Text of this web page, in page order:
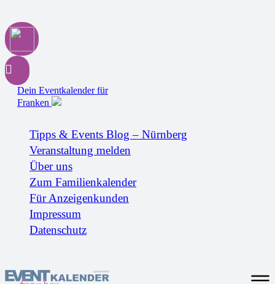
Dein Eventkalender für
Franken
Tipps & Events Blog – Nürnberg
Veranstaltung melden
Über uns
Zum Familienkalender
Für Anzeigenkunden
Impressum
Datenschutz